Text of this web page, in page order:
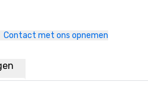
Contact met ons opnemen